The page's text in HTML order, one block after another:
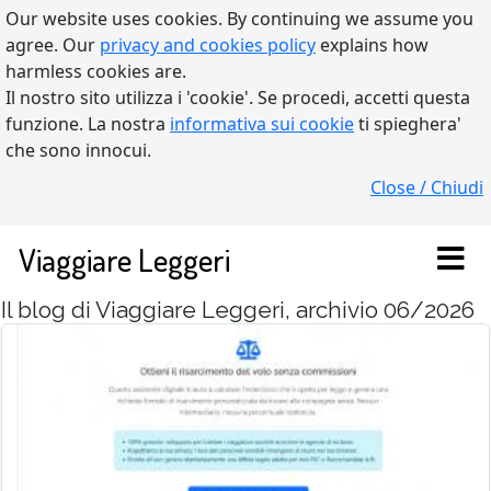
Our website uses cookies. By continuing we assume you
agree. Our privacy and cookies policy explains how
harmless cookies are.
Il nostro sito utilizza i 'cookie'. Se procedi, accetti questa
funzione. La nostra informativa sui cookieti spieghera'
che sono innocui.
Close / Chiudi
Viaggiare Leggeri
Il blog di Viaggiare Leggeri, archivio 06/2026